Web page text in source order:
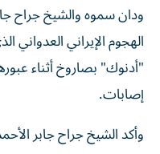
ودان سموه والشيخ جراح
الهجوم الإيراني العدواني
"أدنوك" بصاروخ أثناء
إصابات.
وأكد الشيخ جراح جابر